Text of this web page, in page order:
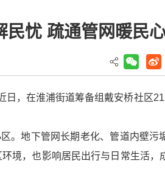
民忧 疏通管网暖民
日，在淮浦街道筹备组戴安桥社区
。地下管网长期老化、管道内壁污
境，也影响居民出行与日常生活，